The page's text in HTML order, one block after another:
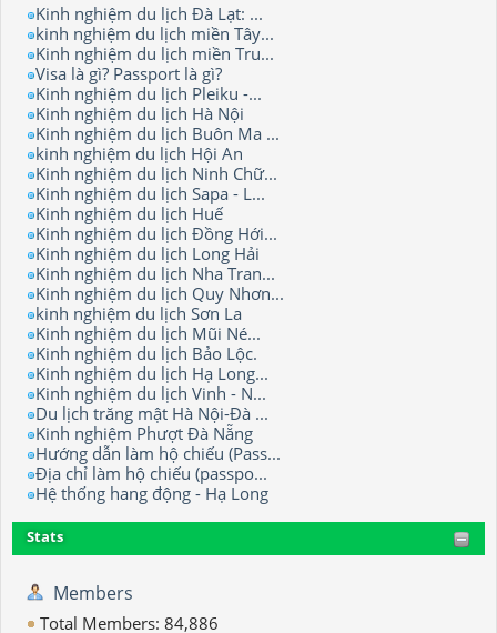
Kinh nghiệm du lịch Đà Lạt: ...
kinh nghiệm du lịch miền Tây...
Kinh nghiệm du lịch miền Tru...
Visa là gì? Passport là gì?
Kinh nghiệm du lịch Pleiku -...
Kinh nghiệm du lịch Hà Nội
Kinh nghiệm du lịch Buôn Ma ...
kinh nghiệm du lịch Hội An
Kinh nghiệm du lịch Ninh Chữ...
Kinh nghiệm du lịch Sapa - L...
Kinh nghiệm du lịch Huế
Kinh nghiệm du lịch Đồng Hới...
Kinh nghiệm du lịch Long Hải
Kinh nghiệm du lịch Nha Tran...
Kinh nghiệm du lịch Quy Nhơn...
kinh nghiệm du lịch Sơn La
Kinh nghiệm du lịch Mũi Né...
Kinh nghiệm du lịch Bảo Lộc.
Kinh nghiệm du lịch Hạ Long...
Kinh nghiệm du lịch Vinh - N...
Du lịch trăng mật Hà Nội-Đà ...
Kinh nghiệm Phượt Đà Nẵng
Hướng dẫn làm hộ chiếu (Pass...
Địa chỉ làm hộ chiếu (passpo...
Hệ thống hang động - Hạ Long
Stats
Members
Total Members: 84,886